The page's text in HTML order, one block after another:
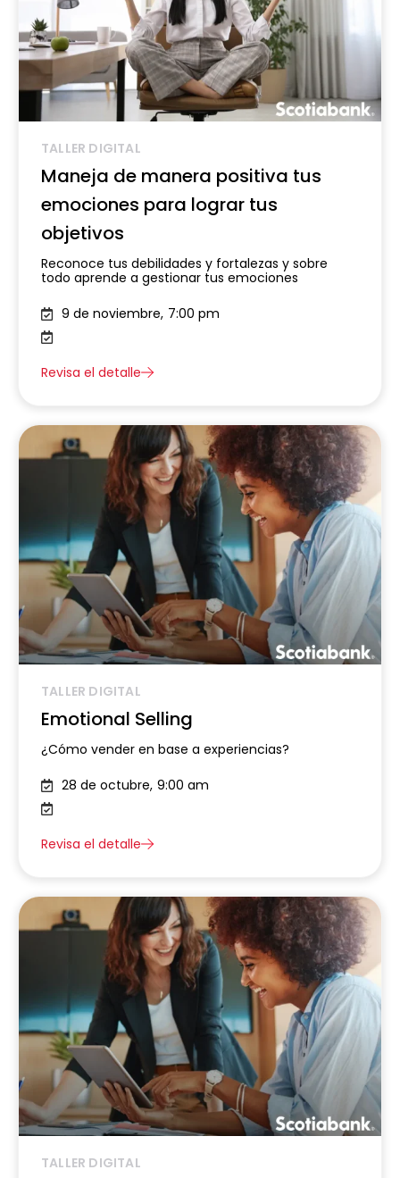
TALLER DIGITAL
Maneja de manera positiva tus
emociones para lograr tus
objetivos
Reconoce tus debilidades y fortalezas y sobre
todo aprende a gestionar tus emociones
9 de noviembre, 7:00 pm
Revisa el detalle
TALLER DIGITAL
Emotional Selling
¿Cómo vender en base a experiencias?
28 de octubre, 9:00 am
Revisa el detalle
TALLER DIGITAL